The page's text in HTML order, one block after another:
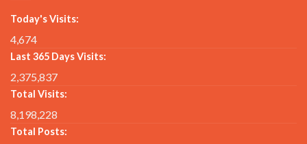
Today's Visits:
4,674
Last 365 Days Visits:
2,375,837
Total Visits:
8,198,228
Total Posts: